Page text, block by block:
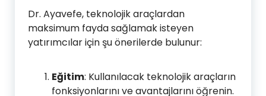
Dr. Ayavefe, teknolojik araçlardan
maksimum fayda sağlamak isteyen
yatırımcılar için şu önerilerde bulunur:
Eğitim: Kullanılacak teknolojik araçların
fonksiyonlarını ve avantajlarını öğrenin.